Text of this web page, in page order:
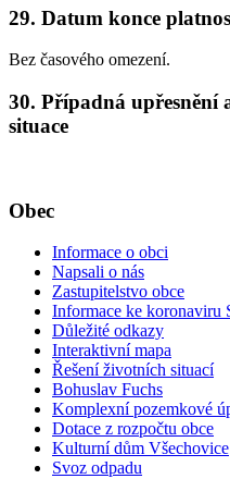
29. Datum konce
Bez časového omezení.
30. Případná upřesnění
situace
Obec
Informace o obci
Napsali o nás
Zastupitelstvo obce
Informace ke koronaviru
Důležité odkazy
Interaktivní mapa
Řešení životních situací
Bohuslav Fuchs
Komplexní pozemkové
Dotace z rozpočtu obce
Kulturní dům Všechovice
Svoz odpadu